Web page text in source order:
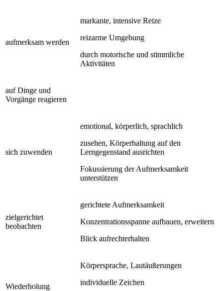
aufmerksam werden
markante, intensive Reize
reizarme Umgebung
durch motorische und stimmliche
Aktivitäten
auf Dinge und
Vorgänge reagieren
sich zuwenden
emotional, körperlich, sprachlich
zusehen, Körperhaltung auf den
Lerngegenstand ausrichten
Fokussierung der Aufmerksamkeit
unterstützen
zielgerichtet
beobachten
gerichtete Aufmerksamkeit
Konzentrationsspanne aufbauen, erweitern
Blick aufrechterhalten
Wiederholung
Körpersprache, Lautäußerungen
individuelle Zeichen